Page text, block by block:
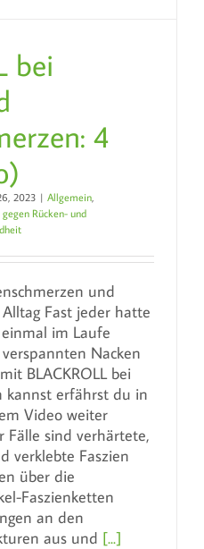
bei
4
2023 | Allgemein
Rücken- und
und
Fast jeder hatte
im Laufe
Nacken
BLACKROLL bei
kannst erfährst du in
Video weiter
Fälle sind verhärtete,
verklebte Faszien
über die
Faszienketten
an den
aus und [...]